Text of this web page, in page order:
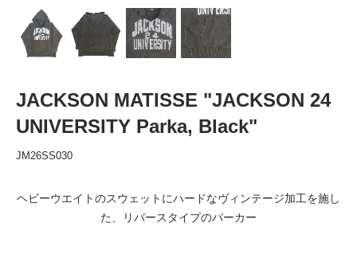
JACKSON MATISSE "JACKSON 24
UNIVERSITY Parka, Black"
JM26SS030
ヘビーウエイトのスウェットにハードなヴィンテージ加工を施し
た、リバースタイプのパーカー